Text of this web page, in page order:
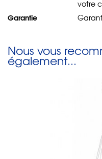
votre
Garantie
Nous vous
également...